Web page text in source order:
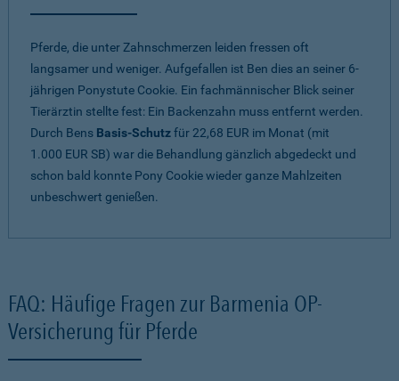
Pferde, die unter Zahnschmerzen leiden fressen oft
langsamer und weniger. Aufgefallen ist Ben dies an seiner 6-
jährigen Ponystute Cookie. Ein fachmännischer Blick seiner
Tierärztin stellte fest: Ein Backenzahn muss entfernt werden.
Durch Bens Basis-Schutzfür 22,68 EUR im Monat (mit
1.000 EUR SB) war die Behandlung gänzlich abgedeckt und
schon bald konnte Pony Cookie wieder ganze Mahlzeiten
unbeschwert genießen.
FAQ: Häufige Fragen zur Barmenia OP-
Versicherung für Pferde